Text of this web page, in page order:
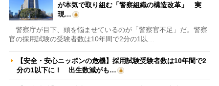
が本気で取り組む「警察組織の構造改革」 実
現…
警察庁が目下、頭を悩ませているのが「警察官不足」だ。警察
官の採用試験の受験者数は10年間で2分の1以…
【安全・安心ニッポンの危機】採用試験受験者数は10年間で2
分の1以下に！ 出生数減がも…